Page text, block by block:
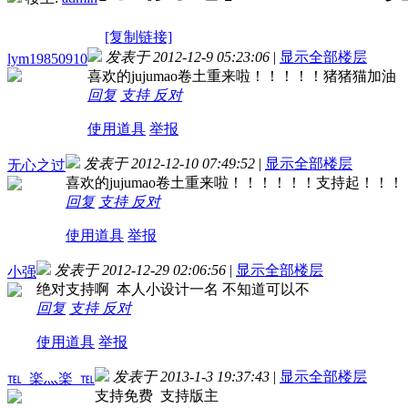
[复制链接]
lym19850910
发表于 2012-12-9 05:23:06 | 显示全部楼层
喜欢的jujumao卷土重来啦！！！！！猪猪猫加油
回复 支持 反对
使用道具 举报
无心之过 发表于 2012-12-10 07:49:52 | 显示全部楼层
喜欢的jujumao卷土重来啦！！！！！！支持起！！！
回复 支持 反对
使用道具 举报
小强 发表于 2012-12-29 02:06:56 | 显示全部楼层
绝对支持啊 本人小设计一名 不知道可以不
回复 支持 反对
使用道具 举报
℡_楽灬楽_℡ 发表于 2013-1-3 19:37:43 | 显示全部楼层
支持免费 支持版主